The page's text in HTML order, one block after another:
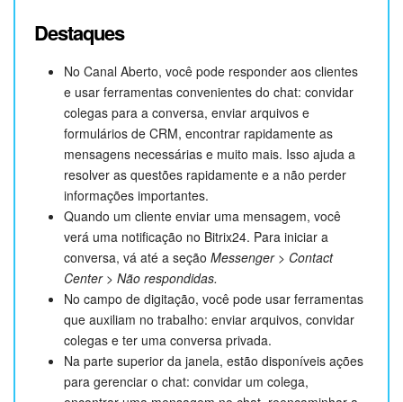
Destaques
No Canal Aberto, você pode responder aos clientes
e usar ferramentas convenientes do chat: convidar
colegas para a conversa, enviar arquivos e
formulários de CRM, encontrar rapidamente as
mensagens necessárias e muito mais. Isso ajuda a
resolver as questões rapidamente e a não perder
informações importantes.
Quando um cliente enviar uma mensagem, você
verá uma notificação no Bitrix24. Para iniciar a
conversa, vá até a seção Messenger > Contact
Center > Não respondidas.
No campo de digitação, você pode usar ferramentas
que auxiliam no trabalho: enviar arquivos, convidar
colegas e ter uma conversa privada.
Na parte superior da janela, estão disponíveis ações
para gerenciar o chat: convidar um colega,